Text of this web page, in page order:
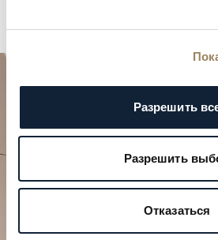
Разрешить
Разрешить
Отказаться
Спланируйте свой
момент